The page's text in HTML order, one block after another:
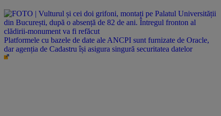
Platformele cu bazele de date ale ANCPI sunt furnizate de Oracle,
dar agenția de Cadastru își asigura singură securitatea datelor